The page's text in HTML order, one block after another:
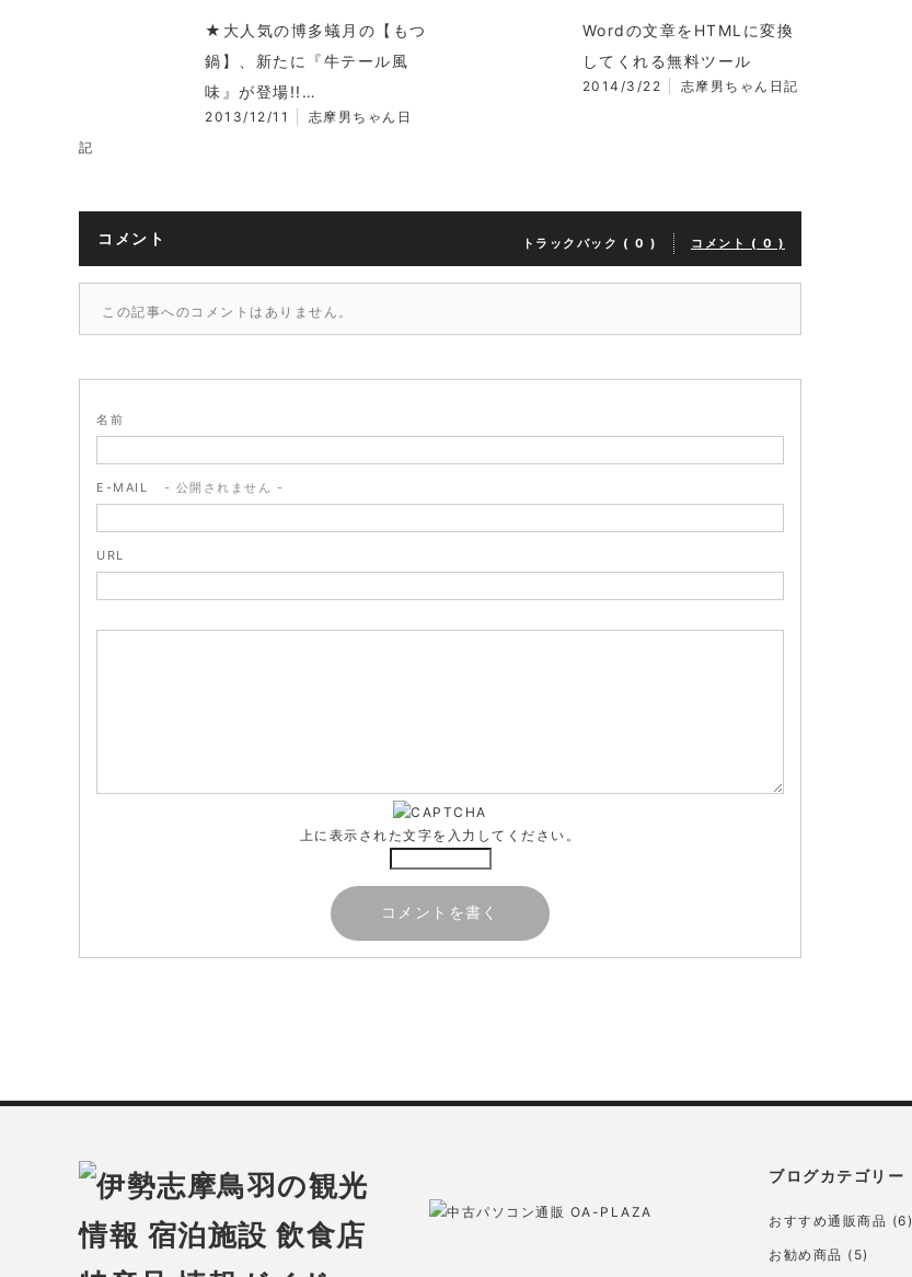
★大人気の博多蟻月の【もつ
鍋】、新たに『牛テール風
味』が登場!!…
2013/12/11
志摩男ちゃん日
記
Wordの文章をHTMLに変換
してくれる無料ツール
2014/3/22 志摩男ちゃん日記
コメント トラックバック ( 0 ) コメント ( 0 )
この記事へのコメントはありません。
名前
E-MAIL - 公開されません -
URL
上に表示された文字を入力してください。
中古パソコン通販 OA-PLAZA
ブログカテゴリー
おすすめ通販商品 (6)
お勧め商品 (5)